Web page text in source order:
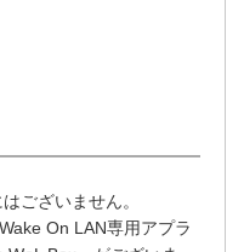
ございません。
On LAN専用アプラ